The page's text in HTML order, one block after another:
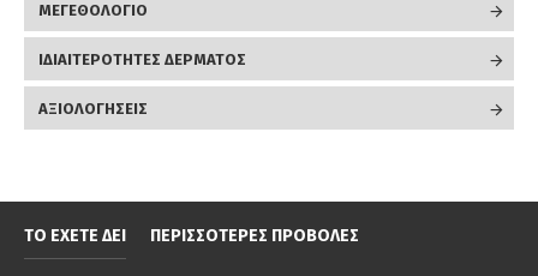
ΜΕΓΕΘΟΛΟΓΙΟ
ΙΔΙΑΙΤΕΡΟΤΗΤΕΣ ΔΕΡΜΑΤΟΣ
ΑΞΙΟΛΟΓΉΣΕΙΣ
ΤΟ ΈΧΕΤΕ ΔΕΙ ΠΕΡΙΣΣΌΤΕΡΕΣ ΠΡΟΒΟΛΈΣ